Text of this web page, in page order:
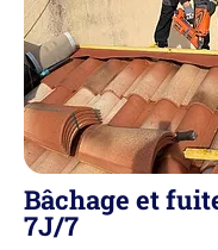
Bâchage et
7J/7